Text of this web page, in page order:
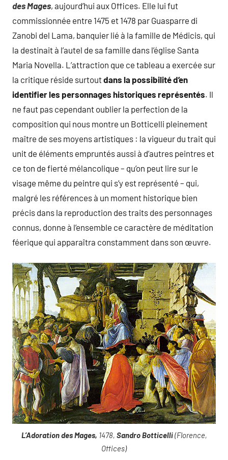
des Mages, aujourd’hui aux Offices. Elle lui fut
commissionnée entre 1475 et 1478 par Guasparre di
Zanobi del Lama, banquier lié à la famille de Médicis, qui
la destinait à l’autel de sa famille dans l’église Santa
Maria Novella. L’attraction que ce tableau a exercée sur
la critique réside surtoutdans la possibilité d’en
identifier les personnages historiques représentés. Il
ne faut pas cependant oublier la perfection de la
composition qui nous montre un Botticelli pleinement
maître de ses moyens artistiques : la vigueur du trait qui
unit de éléments empruntés aussi à d’autres peintres et
ce ton de fierté mélancolique – qu’on peut lire sur le
visage même du peintre qui s’y est représenté – qui,
malgré les références à un moment historique bien
précis dans la reproduction des traits des personnages
connus, donne à l’ensemble ce caractère de méditation
féerique qui apparaîtra constamment dans son œuvre.
L’Adoration des Mages, 1478, Sandro Botticelli(Florence,
Offices)